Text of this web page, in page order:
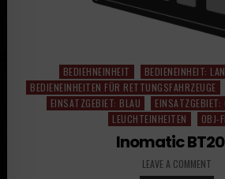
Posted
in
BEDIEHNEINHEIT
BEDIENEINHEIT:
BEDIENEINHEITEN FÜR RETTUNGSFAHRZEUGE
EINSATZGEBIET: BLAU
EINSATZGEBIET:
LEUCHTEINHEITEN
OBJ-
Inomatic
LEAVE A COMMENT